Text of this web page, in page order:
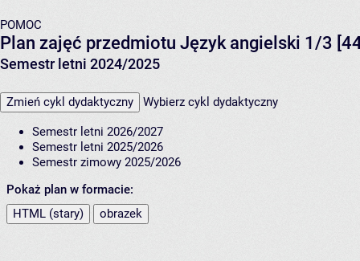
POMOC
Plan zajęć przedmiotu Język angielski 1/3
Semestr letni 2024/2025
Zmień cykl dydaktyczny Wybierz cykl dydaktyczny
Semestr letni 2026/2027
Semestr letni 2025/2026
Semestr zimowy 2025/2026
Pokaż plan w formacie:
HTML (stary)
obrazek